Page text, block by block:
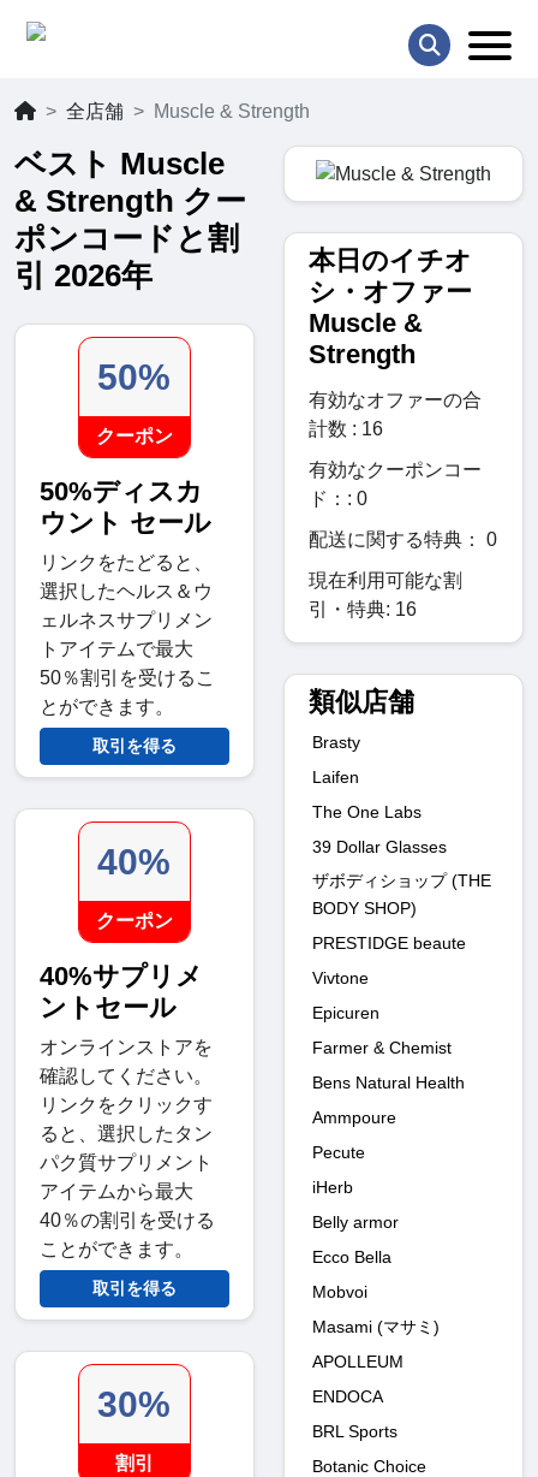
全店舗 Muscle & Strength
ベスト Muscle
& Strength クー
ポンコードと割
引 2026年
50%
クーポン
50%ディスカ
ウント セール
リンクをたどると、
選択したヘルス＆ウ
ェルネスサプリメン
トアイテムで最大
50％割引を受けるこ
とができます。
取引を得る
40%
クーポン
40%サプリメ
ントセール
オンラインストアを
確認してください。
リンクをクリックす
ると、選択したタン
パク質サプリメント
アイテムから最大
40％の割引を受ける
ことができます。
取引を得る
30%
割引
本日のイチオ
シ・オファー
Muscle &
Strength
有効なオファーの合
計数 : 16
有効なクーポンコー
ド：: 0
配送に関する特典： 0
現在利用可能な割
引・特典: 16
類似店舗
Brasty
Laifen
The One Labs
39 Dollar Glasses
ザボディショップ (THE
BODY SHOP)
PRESTIDGE beaute
Vivtone
Epicuren
Farmer & Chemist
Bens Natural Health
Ammpoure
Pecute
iHerb
Belly armor
Ecco Bella
Mobvoi
Masami (マサミ)
APOLLEUM
ENDOCA
BRL Sports
Botanic Choice